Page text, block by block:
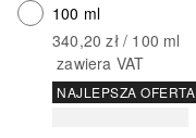
100 ml
340,20 zł / 100 ml
zawiera VAT
NAJLEPSZA OFERTA